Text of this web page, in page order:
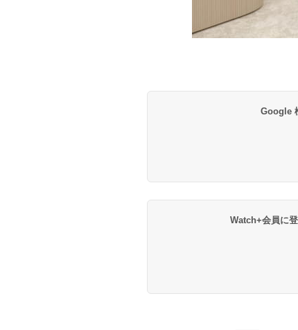
Google
Watch+会員に